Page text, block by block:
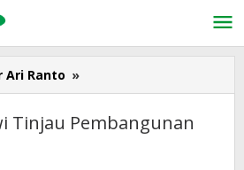
Ari Ranto »
Jokowi
Tinjau
Pembangunan
Tinjau Pembangunan